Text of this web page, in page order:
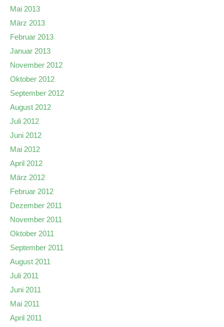
Mai 2013
März 2013
Februar 2013
Januar 2013
November 2012
Oktober 2012
September 2012
August 2012
Juli 2012
Juni 2012
Mai 2012
April 2012
März 2012
Februar 2012
Dezember 2011
November 2011
Oktober 2011
September 2011
August 2011
Juli 2011
Juni 2011
Mai 2011
April 2011